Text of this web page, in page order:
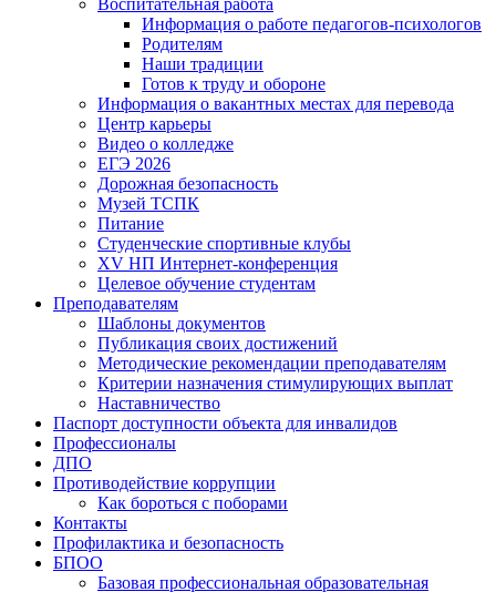
Воспитательная работа
Информация о работе педагогов-психологов
Родителям
Наши традиции
Готов к труду и обороне
Информация о вакантных местах для перевода
Центр карьеры
Видео о колледже
ЕГЭ 2026
Дорожная безопасность
Музей ТСПК
Питание
Студенческие спортивные клубы
XV НП Интернет-конференция
Целевое обучение студентам
Преподавателям
Шаблоны документов
Публикация своих достижений
Методические рекомендации преподавателям
Критерии назначения стимулирующих выплат
Наставничество
Паспорт доступности объекта для инвалидов
Профессионалы
ДПО
Противодействие коррупции
Как бороться с поборами
Контакты
Профилактика и безопасность
БПОО
Базовая профессиональная образовательная